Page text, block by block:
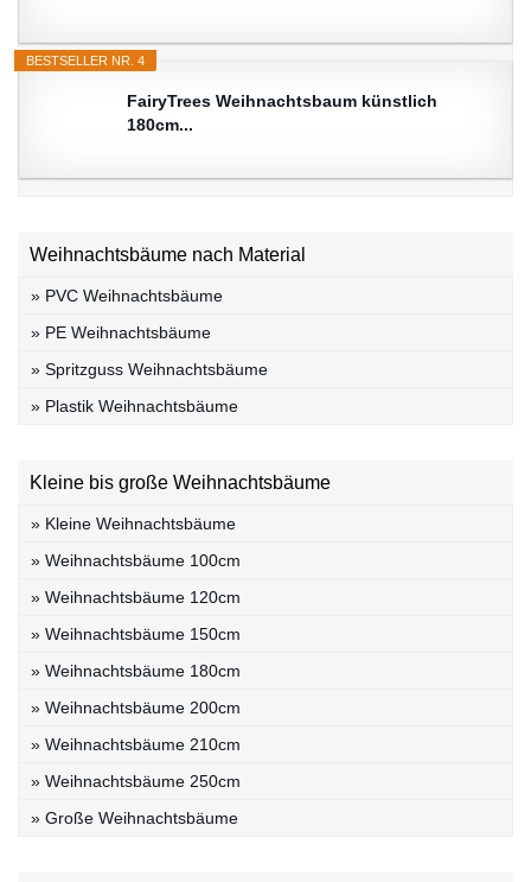
BESTSELLER NR. 4
FairyTrees Weihnachtsbaum künstlich
180cm...
Weihnachtsbäume nach Material
» PVC Weihnachtsbäume
» PE Weihnachtsbäume
» Spritzguss Weihnachtsbäume
» Plastik Weihnachtsbäume
Kleine bis große Weihnachtsbäume
» Kleine Weihnachtsbäume
» Weihnachtsbäume 100cm
» Weihnachtsbäume 120cm
» Weihnachtsbäume 150cm
» Weihnachtsbäume 180cm
» Weihnachtsbäume 200cm
» Weihnachtsbäume 210cm
» Weihnachtsbäume 250cm
» Große Weihnachtsbäume